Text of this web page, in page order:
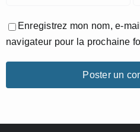
Enregistrez mon nom, e-
navigateur pour la prochaine